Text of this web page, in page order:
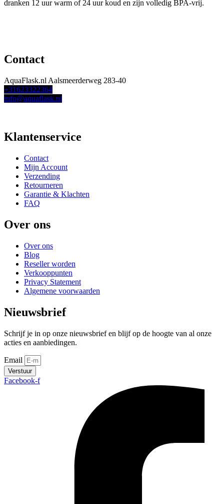
dranken 12 uur warm of 24 uur koud en zijn volledig BPA-vrij.
Contact
AquaFlask.nl Aalsmeerderweg 283-40
+31623322364
info@aquaflask.nl
Klantenservice
Contact
Mijn Account
Verzending
Retourneren
Garantie & Klachten
FAQ
Over ons
Over ons
Blog
Reseller worden
Verkooppunten
Privacy Statement
Algemene voorwaarden
Nieuwsbrief
Schrijf je in op onze nieuwsbrief en blijf op de hoogte van al onze
acties en aanbiedingen.
Email
Verstuur
Facebook-f